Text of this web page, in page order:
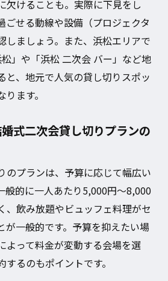
欠けることも。実際に下見をし
ごせる動線や設備（プロジェクタ
しましょう。また、浜松エリアで
」や「浜松 二次会 バー」など地
と、地元で人気の貸し切りスポッ
ます。
式二次会貸し切りプランの
のプランは、予算に応じて幅広い
般的に一人あたり5,000円～8,000
、飲み放題やビュッフェ料理がセ
が一般的です。予算を抑えたい場
よって料金が変動する会場を選
るのもポイントです。